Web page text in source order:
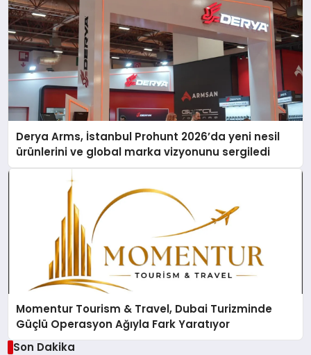
Derya Arms, İstanbul Prohunt 2026’da yeni nesil
ürünlerini ve global marka vizyonunu sergiledi
Momentur Tourism & Travel, Dubai Turizminde
Güçlü Operasyon Ağıyla Fark Yaratıyor
Son Dakika